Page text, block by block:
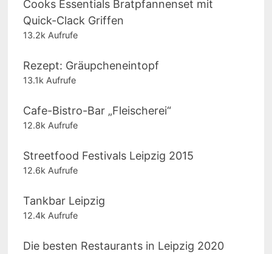
Cooks Essentials Bratpfannenset mit
Quick-Clack Griffen
13.2k Aufrufe
Rezept: Gräupcheneintopf
13.1k Aufrufe
Cafe-Bistro-Bar „Fleischerei“
12.8k Aufrufe
Streetfood Festivals Leipzig 2015
12.6k Aufrufe
Tankbar Leipzig
12.4k Aufrufe
Die besten Restaurants in Leipzig 2020